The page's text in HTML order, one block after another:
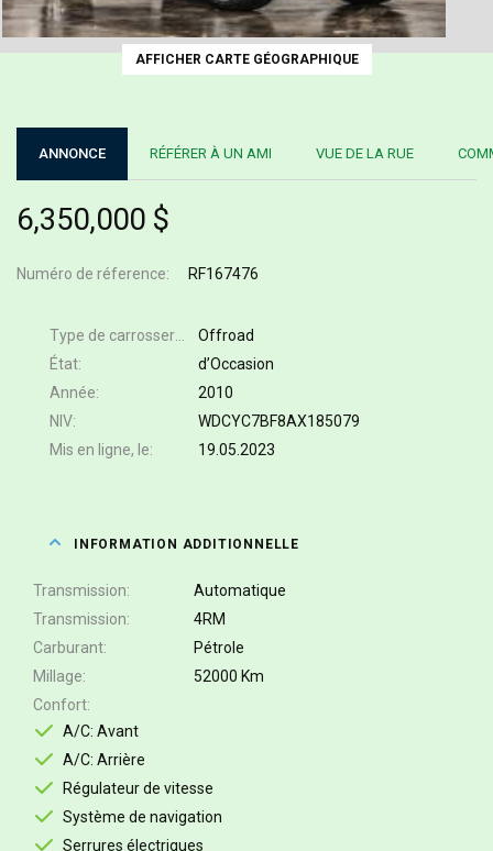
AFFICHER CARTE GÉOGRAPHIQUE
ANNONCE RÉFÉRER À UN AMI VUE DE LA RUE
6,350,000 $
Numéro de réference RF167476
Offroad
État
d’Occasion
Année
2010
NIV
WDCYC7BF8AX185079
Mis en ligne, le
19.05.2023
INFORMATION ADDITIONNELLE
Transmission
Automatique
Transmission
4RM
Carburant
Pétrole
Millage
52000 Km
Confort
A/C: Avant
A/C: Arrière
Régulateur de vitesse
Système de navigation
Serrures électriques